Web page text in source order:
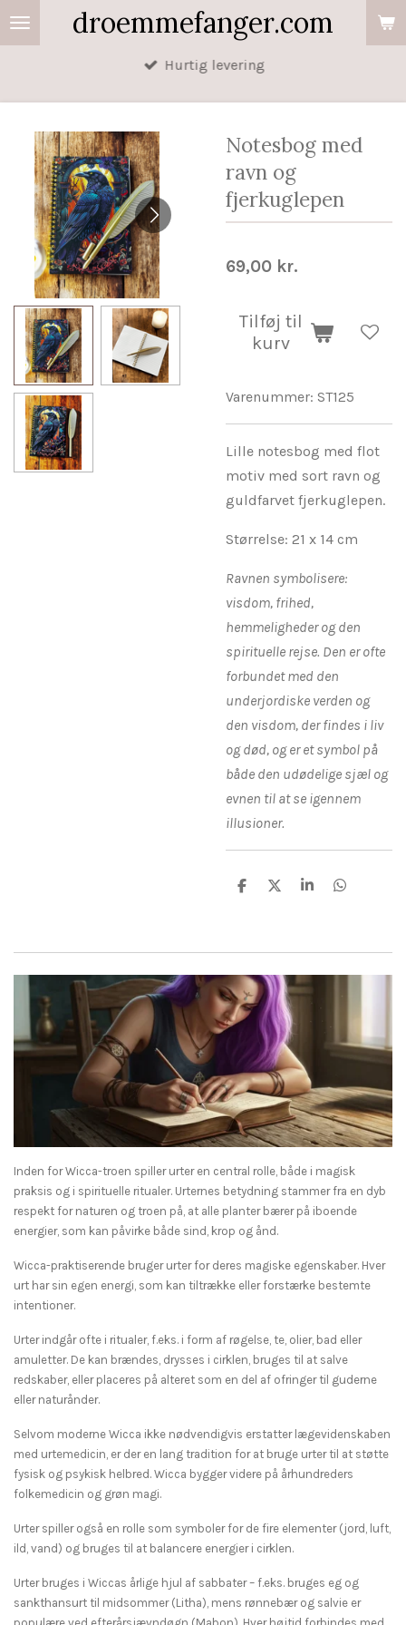
Spring
til
droemmefanger.com
Hurtig levering
Notesbog med
ravn og
fjerkuglepen
69,00 kr.
Tilføj til
kurv
Varenummer: ST125
Lille notesbog med flot
motiv med sort ravn og
guldfarvet fjerkuglepen.
Størrelse: 21 x 14 cm
Ravnen symbolisere:
visdom, frihed,
hemmeligheder og den
spirituelle rejse. Den er ofte
forbundet med den
underjordiske verden og
den visdom, der findes i liv
og død, og er et symbol på
både den udødelige sjæl og
evnen til at se igennem
illusioner.
D
D
D
D
Inden for Wicca-troen spiller urter en central rolle, både i magisk
praksis og i spirituelle ritualer. Urternes betydning stammer fra en dyb
respekt for naturen og troen på, at alle planter bærer på iboende
energier, som kan påvirke både sind, krop og ånd.
Wicca-praktiserende bruger urter for deres magiske egenskaber. Hver
urt har sin egen energi, som kan tiltrække eller forstærke bestemte
intentioner.
Urter indgår ofte i ritualer, f.eks. i form af røgelse, te, olier, bad eller
amuletter. De kan brændes, drysses i cirklen, bruges til at salve
redskaber, eller placeres på alteret som en del af ofringer til guderne
eller naturånder.
Selvom moderne Wicca ikke nødvendigvis erstatter lægevidenskaben
med urtemedicin, er der en lang tradition for at bruge urter til at støtte
fysisk og psykisk helbred. Wicca bygger videre på århundreders
folkemedicin og grøn magi.
Urter spiller også en rolle som symboler for de fire elementer (jord, luft,
ild, vand) og bruges til at balancere energier i cirklen.
Urter bruges i Wiccas årlige hjul af sabbater – f.eks. bruges eg og
sankthansurt til midsommer (Litha), mens rønnebær og salvie er